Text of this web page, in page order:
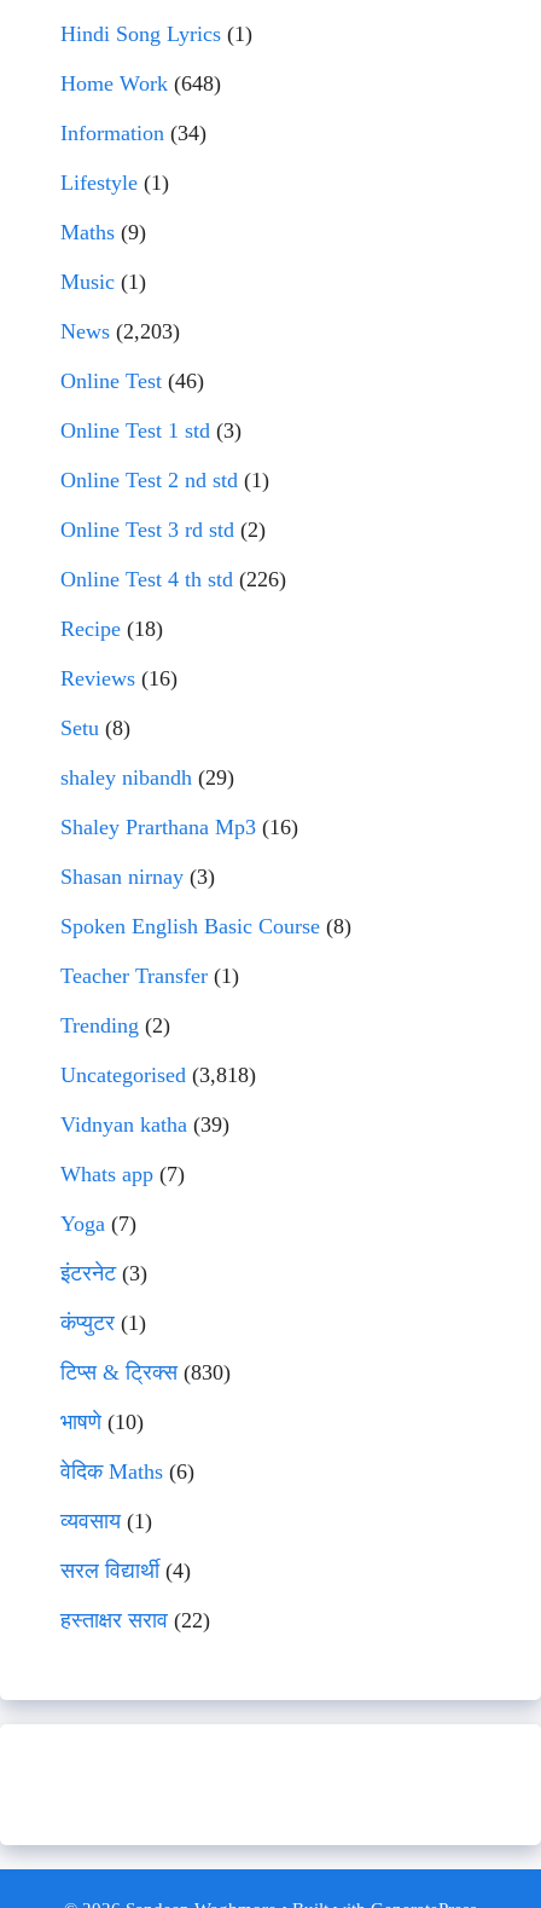
Hindi Song Lyrics (1)
Home Work (648)
Information (34)
Lifestyle (1)
Maths (9)
Music (1)
News (2,203)
Online Test (46)
Online Test 1 std (3)
Online Test 2 nd std (1)
Online Test 3 rd std (2)
Online Test 4 th std (226)
Recipe (18)
Reviews (16)
Setu (8)
shaley nibandh (29)
Shaley Prarthana Mp3 (16)
Shasan nirnay (3)
Spoken English Basic Course (8)
Teacher Transfer (1)
Trending (2)
Uncategorised (3,818)
Vidnyan katha (39)
Whats app (7)
Yoga (7)
इंटरनेट(3)
कंप्युटर (1)
टिप्स & ट्रिक्स(830)
भाषणे(10)
वेदिक Maths (6)
व्यवसाय(1)
सरल विद्यार्थी(4)
हस्ताक्षर सराव (22)